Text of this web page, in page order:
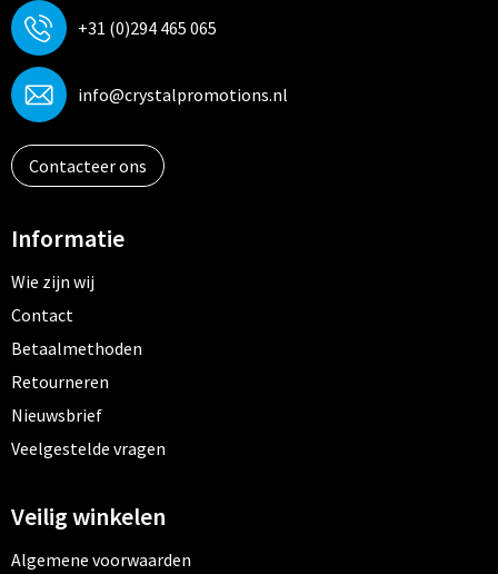
+31 (0)294 465 065
info@crystalpromotions.nl
Contacteer ons
Informatie
Wie zijn wij
Contact
Betaalmethoden
Retourneren
Nieuwsbrief
Veelgestelde vragen
Veilig winkelen
Algemene voorwaarden